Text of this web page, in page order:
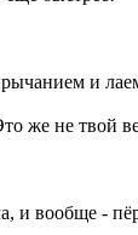
и
же не твой
и вообще -